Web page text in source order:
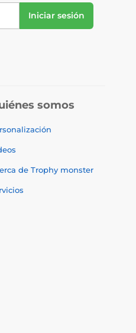
Iniciar sesión
somos
de Trophy monster